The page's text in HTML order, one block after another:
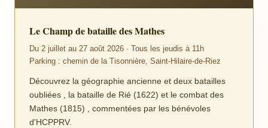
Le Champ de bataille des Mathes
Du 2 juillet au 27 août 2026 · Tous les jeudis à 11h
Parking : chemin de la Tisonnière, Saint-Hilaire-de-Riez
Découvrez la géographie ancienne et deux batailles
oubliées , la bataille de Rié (1622) et le combat des
Mathes (1815) , commentées par les bénévoles
d'HCPPRV.